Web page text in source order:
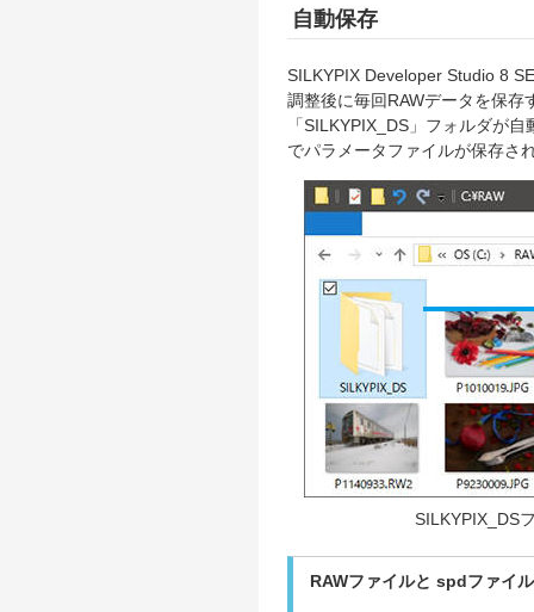
自動保存
SILKYPIX Developer Studio 8
調整後に毎回RAWデータを保
「SILKYPIX_DS」フォルダが
でパラメータファイルが保存さ
SILKYPIX_DS
RAWファイルと spdファイル